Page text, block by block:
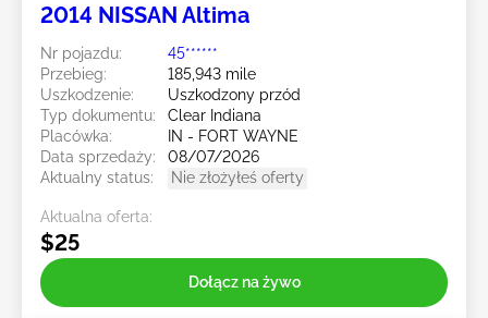
2014 NISSAN Altima
Nr pojazdu:
45******
Przebieg:
185,943 mile
Uszkodzenie:
Uszkodzony przód
Typ dokumentu:
Clear Indiana
Placówka:
IN - FORT WAYNE
Data sprzedaży:
08/07/2026
Aktualny status:
Nie złożyłeś oferty
Aktualna oferta:
$25
Dołącz na żywo